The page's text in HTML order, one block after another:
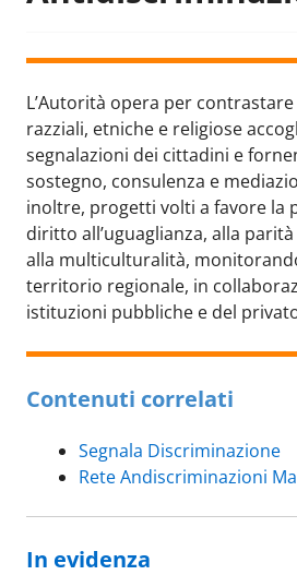
L’Autorità opera per
razziali, etniche e religiose
segnalazioni dei cittadini e
sostegno, consulenza e
inoltre, progetti volti a favore la
diritto all’uguaglianza, alla
alla multiculturalità,
territorio regionale, in
istituzioni pubbliche e del
Contenuti correlati
Segnala Discriminazione
Rete Andiscriminazioni
In evidenza